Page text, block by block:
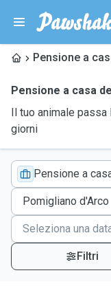
Pensione a
Pensione a casa
Il tuo animale
giorni
Pensione a
Filtri